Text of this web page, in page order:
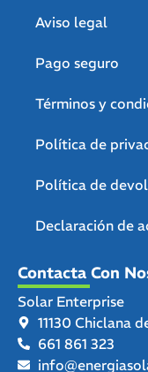
Aviso legal
Pago seguro
Términos y
Política de
Política de
Declaración de
Contacta Con
Solar Enterprise
11130 Chiclana
661 861 323